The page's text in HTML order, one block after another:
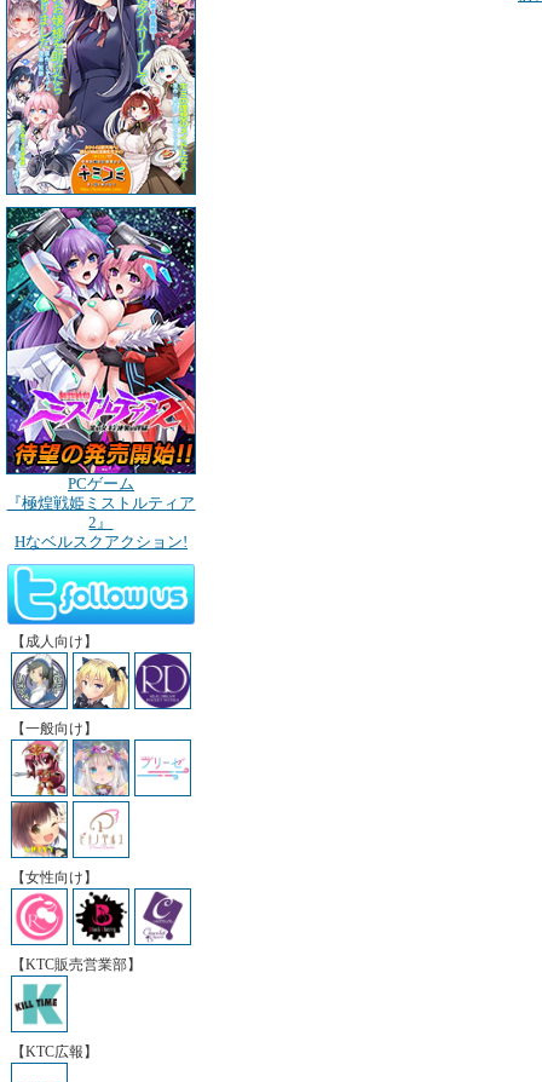
PCゲーム
『極煌戦姫ミストルティア
2』
Hなベルスクアクション!
【成人向け】
【一般向け】
【女性向け】
【KTC販売営業部】
【KTC広報】